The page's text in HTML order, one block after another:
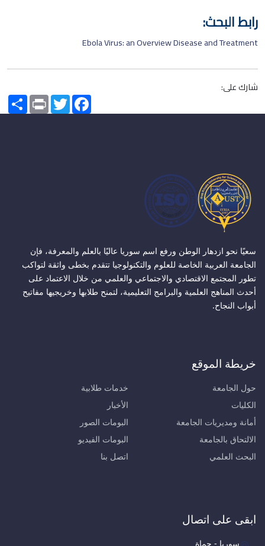
رابط البحث:
Ebola Virus: an Overview Disease and Treatment
شارك على:
Share PrintTwitterFacebook
سعيًا نحو ازدهار الوطن ورفع اسم سوريا عاليًا بالعلم والمعرفة، فإن
الجامعة العربية الخاصة للعلوم والتكنولوجيا تتقدم بخطى واثقة لتواكب
تطور المجتمع الاقتصادي والاجتماعي والعلمي من خلال الاعتماد على
أحدث المناهج العلمية والبرامج التعليمية، لتمنح طلابها وخريجيها مفاتيح
أبواب النجاح.
خريطة الموقع
حول الجامعة
الكليات
أمانة ومديريات الجامعة
الالتحاق بالجامعة
البحث العلمي
خدمات طلابية
الأخبار
البومات الصور
البومات الفيديو
اتصل بنا
ابقى على اتصال
سوريا - حماة